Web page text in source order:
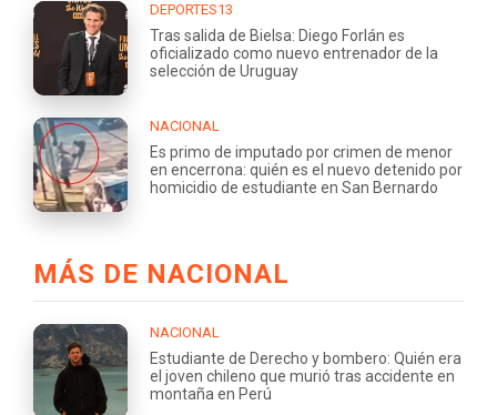
DEPORTES13
Tras salida de Bielsa: Diego Forlán es
oficializado como nuevo entrenador de la
selección de Uruguay
NACIONAL
Es primo de imputado por crimen de menor
en encerrona: quién es el nuevo detenido por
homicidio de estudiante en San Bernardo
MÁS DE NACIONAL
NACIONAL
Estudiante de Derecho y bombero: Quién era
el joven chileno que murió tras accidente en
montaña en Perú